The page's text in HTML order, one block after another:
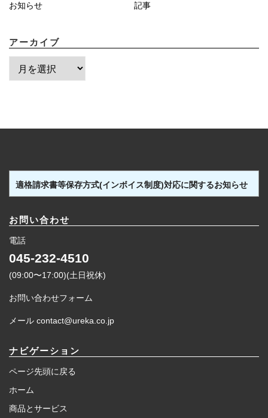
お知らせ 記事
アーカイブ
ー
ブ
適格請求書等保存方式(インボイス制度)対応に関するお知らせ
お問い合わせ
電話
045-232-4510
(09:00〜17:00)(土日祝休)
お問い合わせフォーム
メール contact@ureka.co.jp
ナビゲーション
ページ先頭に戻る
ホーム
商品とサービス